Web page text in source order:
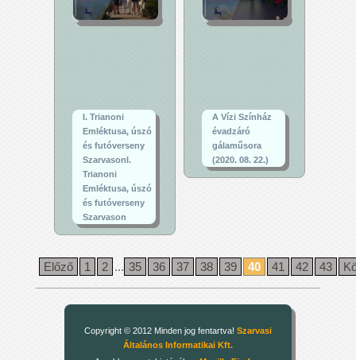
I. Trianoni
Emléktusa, úszó
és futóverseny
SzarvasonI.
Trianoni
Emléktusa, úszó
és futóverseny
Szarvason
A Vízi Színház
évadzáró
gálaműsora
(2020. 08. 22.)
Előző 1 2 ... 35 36 37 38 39 40 41 42 43
Copyright © 2012 Minden jog fentartva! Szarvasi
Általános Informatikai Kft.